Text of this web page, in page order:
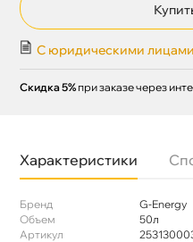
С юридическими лицами
Скидка 5% при заказе через
Характеристики
Бренд
G-Energy
Объем
50л
Артикул